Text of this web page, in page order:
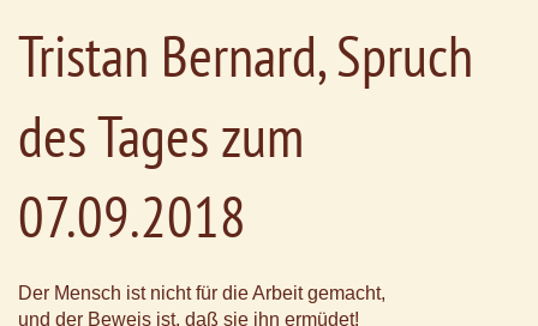
Tristan Bernard, Spruch
des Tages zum
07.09.2018
Der Mensch ist nicht für die Arbeit gemacht,
und der Beweis ist, daß sie ihn ermüdet!